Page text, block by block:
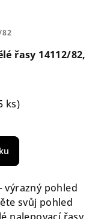
řasy 14112/82,
ks)
výrazný pohled
svůj pohled
82